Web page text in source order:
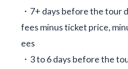
・7+ days before the tour
fees minus ticket price,
ees
・3 to 6 days before the